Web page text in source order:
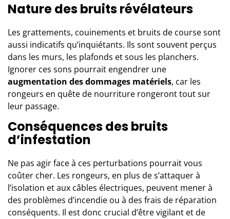
Nature des bruits révélateurs
Les grattements, couinements et bruits de course sont
aussi indicatifs qu’inquiétants. Ils sont souvent perçus
dans les murs, les plafonds et sous les planchers.
Ignorer ces sons pourrait engendrer une
augmentation des dommages matériels, car les
rongeurs en quête de nourriture rongeront tout sur
leur passage.
Conséquences des bruits
d’infestation
Ne pas agir face à ces perturbations pourrait vous
coûter cher. Les rongeurs, en plus de s’attaquer à
l’isolation et aux câbles électriques, peuvent mener à
des problèmes d’incendie ou à des frais de réparation
conséquents. Il est donc crucial d’être vigilant et de